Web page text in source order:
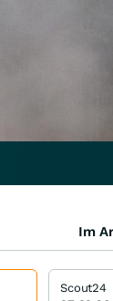
Im
Scout24